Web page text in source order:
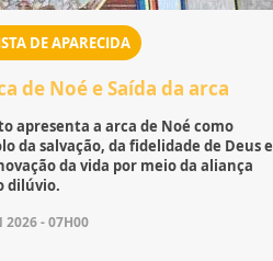
DE APARECIDA
de Noé e Saída da arca
apresenta a arca de Noé como
da salvação, da fidelidade de Deus e
da vida por meio da aliança
dilúvio.
2026 - 07H00